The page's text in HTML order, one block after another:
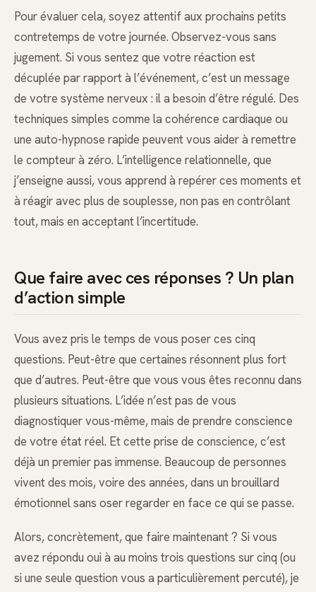
Pour évaluer cela, soyez attentif aux prochains petits
contretemps de votre journée. Observez-vous sans
jugement. Si vous sentez que votre réaction est
décuplée par rapport à l’événement, c’est un message
de votre système nerveux : il a besoin d’être régulé. Des
techniques simples comme la cohérence cardiaque ou
une auto-hypnose rapide peuvent vous aider à remettre
le compteur à zéro. L’intelligence relationnelle, que
j’enseigne aussi, vous apprend à repérer ces moments et
à réagir avec plus de souplesse, non pas en contrôlant
tout, mais en acceptant l’incertitude.
Que faire avec ces réponses ? Un plan
d’action simple
Vous avez pris le temps de vous poser ces cinq
questions. Peut-être que certaines résonnent plus fort
que d’autres. Peut-être que vous vous êtes reconnu dans
plusieurs situations. L’idée n’est pas de vous
diagnostiquer vous-même, mais de prendre conscience
de votre état réel. Et cette prise de conscience, c’est
déjà un premier pas immense. Beaucoup de personnes
vivent des mois, voire des années, dans un brouillard
émotionnel sans oser regarder en face ce qui se passe.
Alors, concrètement, que faire maintenant ? Si vous
avez répondu oui à au moins trois questions sur cinq (ou
si une seule question vous a particulièrement percuté), je